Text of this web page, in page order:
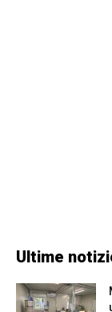
Ultime